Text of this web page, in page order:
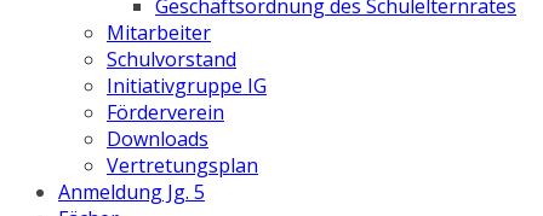
Geschäftsordnung des Schulelternrates
Mitarbeiter
Schulvorstand
Initiativgruppe IG
Förderverein
Downloads
Vertretungsplan
Anmeldung Jg. 5